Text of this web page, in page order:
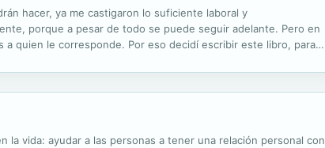
hacer, ya me castigaron lo suficiente laboral y
porque a pesar de todo se puede seguir adelante. Pero en
a quien le corresponde. Por eso decidí escribir este libro, para
la vida: ayudar a las personas a tener una relación personal con